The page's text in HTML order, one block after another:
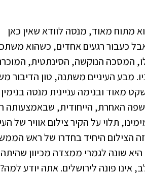
מתוח מאוד, מנסה לוודא שאין כאן
כעבור רגעים אחדים, כשהוא
לו, המסכה הנוקשה, הסינתטית,
מבע העיניים משתנה, טון הדיבור
מאוד ובנימה עניינית מנסה בנימין
האחרת, הייחודית, שבאמצעותה
תלוי על הקיר צילום אוויר של
הצילום היחיד בחדרו של ראש
שונה לגמרי ממצדה מכיוון
פונה לירושלים. אתה יודע